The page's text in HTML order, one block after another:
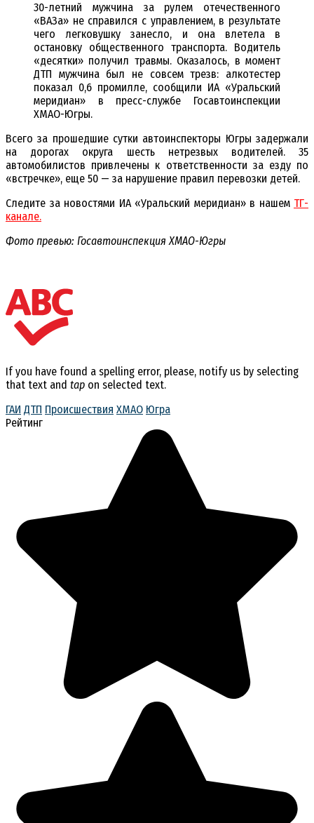
30-летний мужчина за рулем отечественного
«ВАЗа» не справился с управлением, в результате
чего легковушку занесло, и она влетела в
остановку общественного транспорта. Водитель
«десятки» получил травмы. Оказалось, в момент
ДТП мужчина был не совсем трезв: алкотестер
показал 0,6 промилле, сообщили ИА «Уральский
меридиан» в пресс-службе Госавтоинспекции
ХМАО-Югры.
Всего за прошедшие сутки автоинспекторы Югры задержали
на дорогах округа шесть нетрезвых водителей. 35
автомобилистов привлечены к ответственности за езду по
«встречке», еще 50 — за нарушение правил перевозки детей.
Следите за новостями ИА «Уральский меридиан» в нашем ТГ-
канале.
Фото превью: Госавтоинспекция ХМАО-Югры
If you have found a spelling error, please, notify us by selecting
that text and tap on selected text.
ГАИ ДТП Происшествия ХМАО Югра
Рейтинг